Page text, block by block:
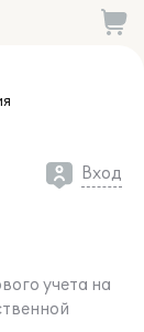
Вход
учета на